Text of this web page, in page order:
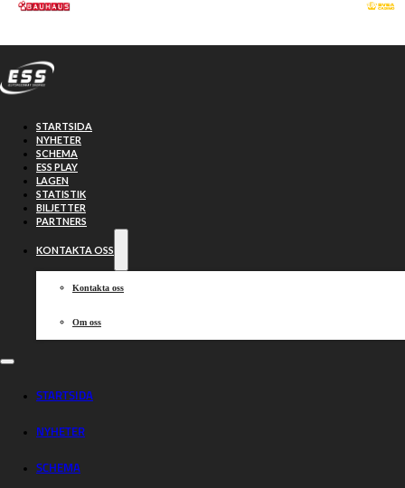
Hoppa till huvudinnehåll
STARTSIDA
NYHETER
SCHEMA
ESS PLAY
LAGEN
STATISTIK
BILJETTER
PARTNERS
KONTAKTA OSS
Kontakta oss
Om oss
STARTSIDA
NYHETER
SCHEMA
Sammanfattning:
Indianerna –
Dackarna